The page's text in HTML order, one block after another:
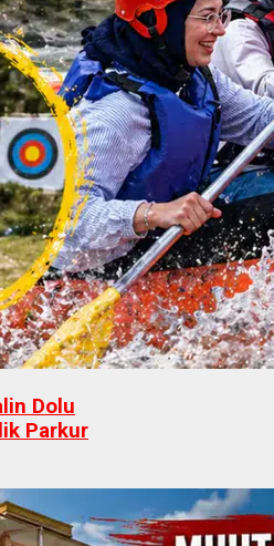
Dolu
Parkur